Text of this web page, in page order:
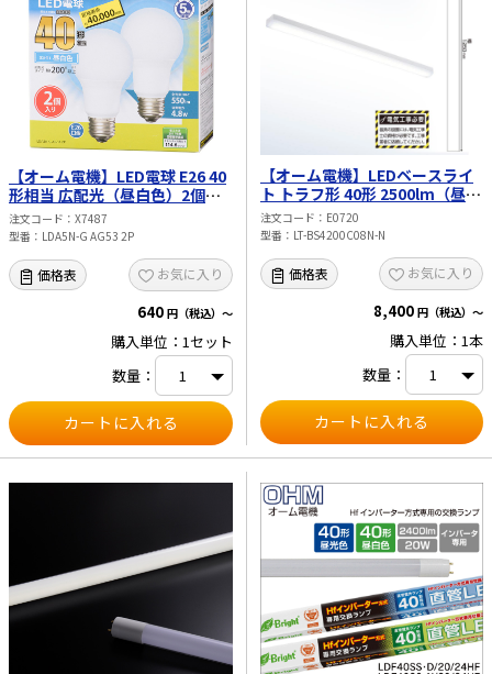
【オーム電機】LED電球 E26 40
形相当 広配光（昼白色）2個入
LDA5N-G AG53 2P
注文コード
X7487
型番
LDA5N-G AG53 2P
価格表 お気に入り
640 円（税込）～
購入単位：1セット
数量：
【オーム電機】LEDベースライ
ト トラフ形 40形 2500lm（昼白
色） LT-BS4200C08N-N
注文コード
E0720
型番
LT-BS4200C08N-N
価格表 お気に入り
8,400 円（税込）～
購入単位：1本
数量：